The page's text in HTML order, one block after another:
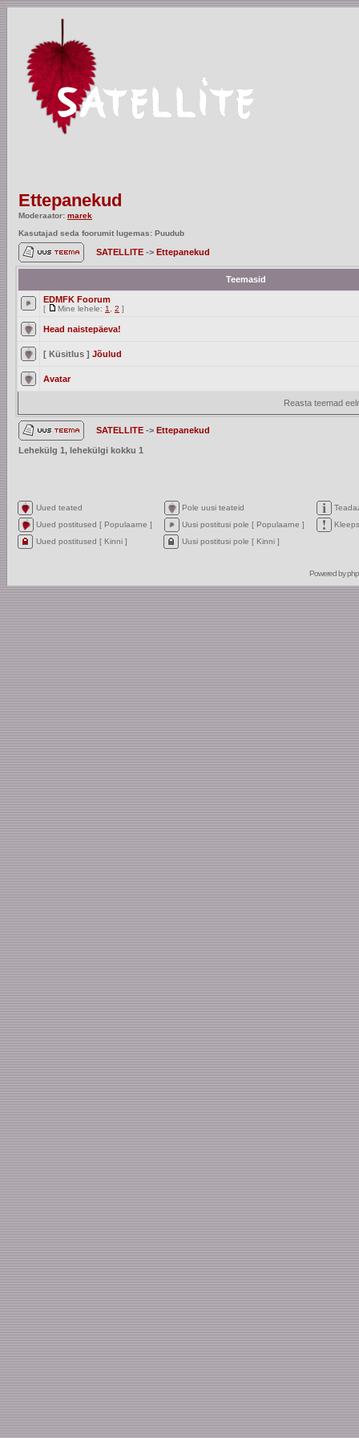
Ettepanekud
Moderaator: marek
Kasutajad seda foorumit lugemas: Puudub
SATELLITE -> Ettepanekud
Teemasid
EDMFK Foorum
[ Mine lehele: 1 2 ]
Head naistepäeva!
[ Küsitlus ] Jõulud
Avatar
Reasta teemad
SATELLITE -> Ettepanekud
Lehekülg 1, lehekülgi kokku 1
Uued teated Pole uusi teateid
Uued postitused [ Populaarne ]
Uusi postitusi pole [ Populaarne ]
Kleeps
Uued postitused [ Kinni ]
Uusi postitusi pole [ Kinni ]
Powered by